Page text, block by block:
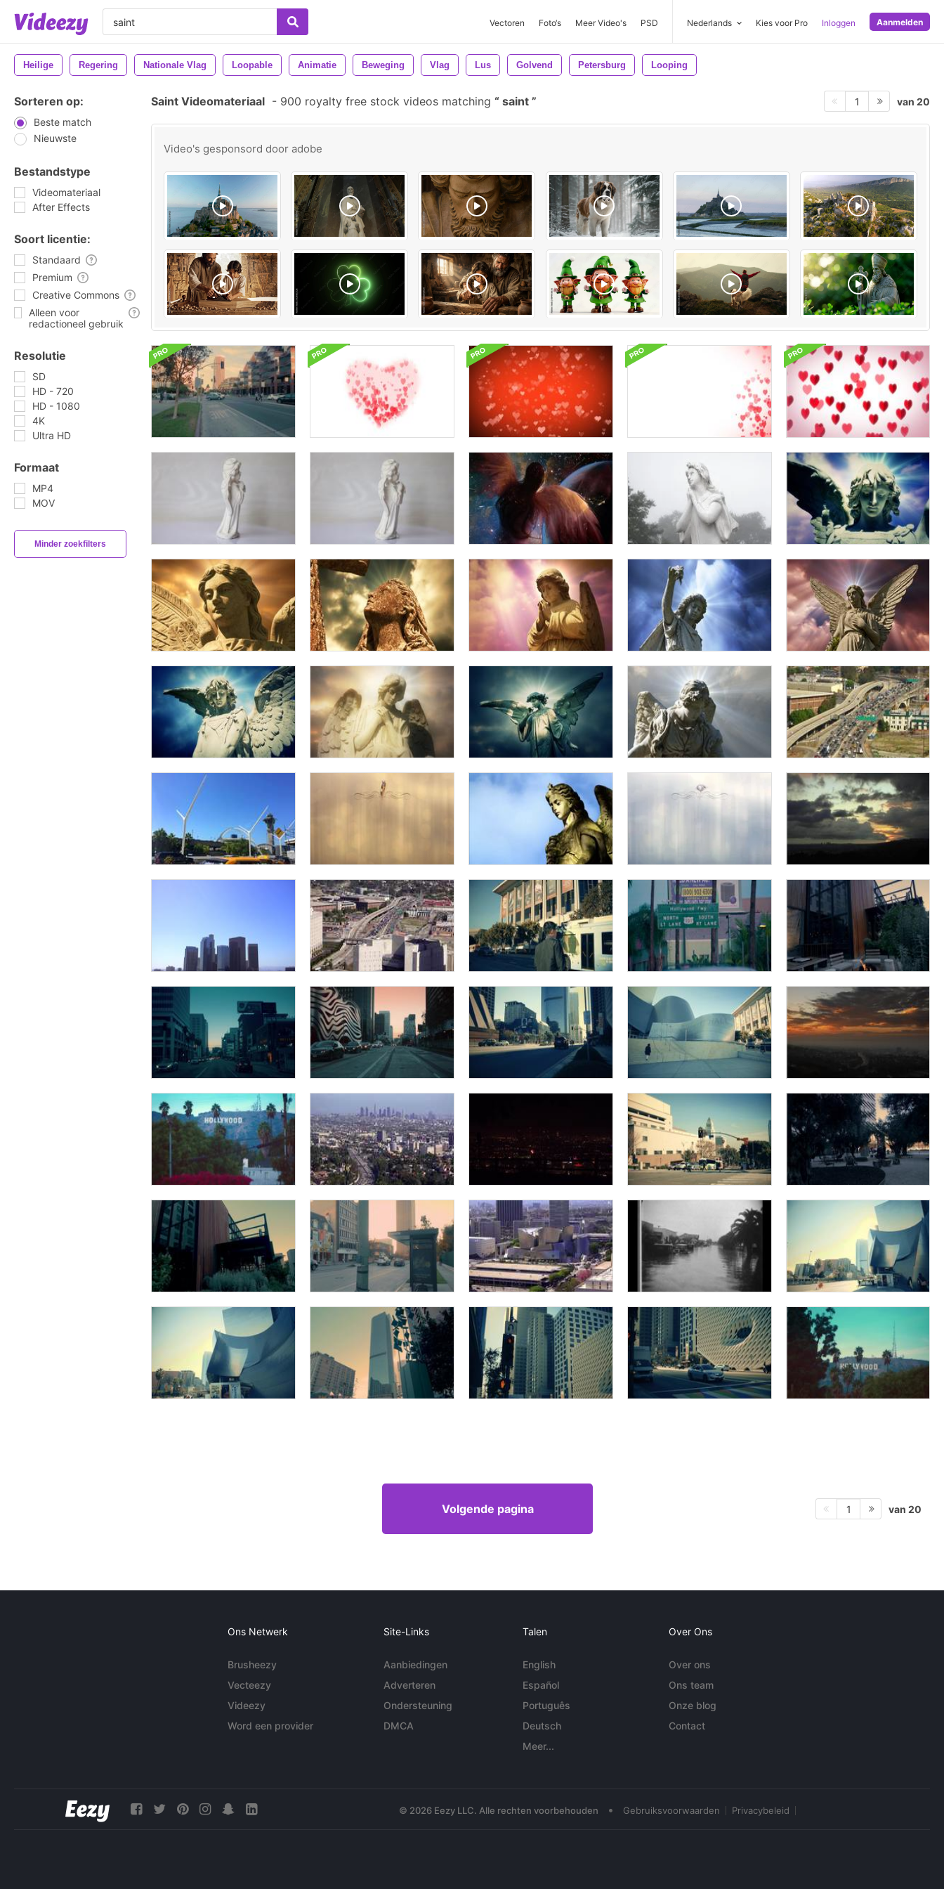
Vectoren Foto‘s Meer Video's PSD Nederlands Kies voor Pro Inloggen Aanmelden
Heilige Regering Nationale Vlag Loopable Animatie Beweging Vlag Lus Golvend Petersburg Looping
Sorteren op:
Beste match
Nieuwste
Bestandstype
Videomateriaal
After Effects
Soort licentie:
Standaard
Premium
Creative Commons
Alleen voor
redactioneel gebruik
Resolutie
SD
HD - 720
HD - 1080
4K
Ultra HD
Formaat
MP4
MOV
Minder zoekfilters
Saint Videomateriaal - 900 royalty free stock videos matching saint 1 van 20
Video's gesponsord door adobe
Volgende pagina 1 van 20
Ons Netwerk
Brusheezy
Vecteezy
Videezy
Word een provider
Site-Links
Aanbiedingen
Adverteren
Ondersteuning
DMCA
Talen
English
Español
Português
Deutsch
Meer...
Over Ons
Over ons
Ons team
Onze blog
Contact
© 2026 Eezy LLC. Alle rechten voorbehouden • Gebruiksvoorwaarden Privacybeleid